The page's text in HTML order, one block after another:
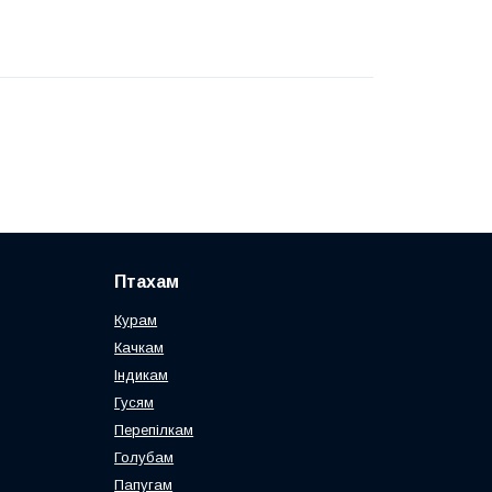
Птахам
Курам
Качкам
Індикам
Гусям
Перепілкам
Голубам
Папугам